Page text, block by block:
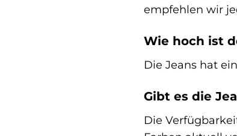
empfehlen wir
Wie hoch ist
Die Jeans hat
Gibt es die
Die